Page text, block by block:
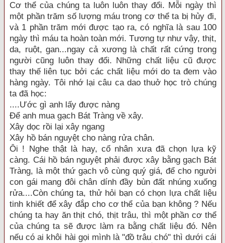
Cơ thể của chúng ta luôn luôn thay đổi. Mỗi ngày thì
một phần trăm số lượng máu trong cơ thể ta bị hủy đi,
và 1 phần trăm mới được tạo ra, có nghĩa là sau 100
ngày thì máu ta hoàn toàn mới. Tương tự như vậy, thịt,
da, ruột, gan...ngay cả xương là chất rất cứng trong
người cũng luôn thay đổi. Những chất liệu cũ được
thay thế liên tục bởi các chất liệu mới do ta đem vào
hàng ngày. Tôi nhớ lại câu ca dao thuở học trò chúng
ta đã học:
....Ước gì anh lấy được nàng
Để anh mua gạch Bát Tràng về xây.
Xây dọc rồi lại xây ngang
Xây hồ bán nguyệt cho nàng rửa chân.
Ôi ! Nghe thật là hay, cổ nhân xưa đã chọn lựa kỹ
càng. Cái hồ bán nguyệt phải được xây bằng gạch Bát
Tràng, là một thứ gạch vô cùng quý giá, để cho người
con gái mang đôi chân dính đầy bùn đất nhúng xuống
rửa....Còn chúng ta, thử hỏi bạn có chọn lựa chất liệu
tinh khiết để xây đắp cho cơ thể của bạn không ? Nếu
chúng ta hay ăn thịt chó, thịt trâu, thì một phần cơ thể
của chúng ta sẽ được làm ra bằng chất liệu đó. Nên
nếu có ai khôi hài gọi mình là "đồ trâu chó" thì dưới cái